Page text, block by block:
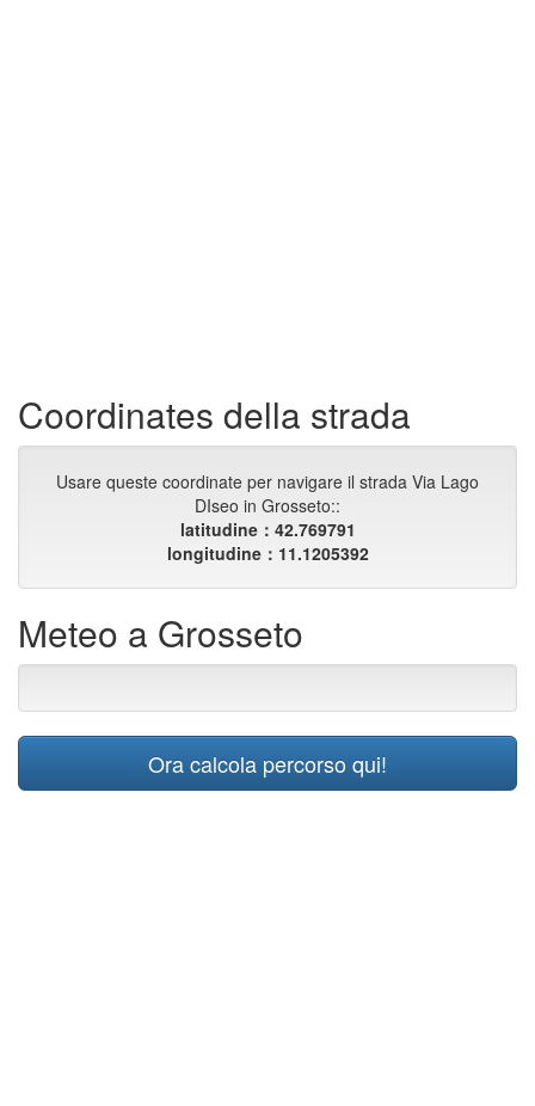
Coordinates della strada
Usare queste coordinate per navigare il strada Via Lago
DIseo in Grosseto::
latitudine：42.769791
longitudine：11.1205392
Meteo a Grosseto
Ora calcola percorso qui!